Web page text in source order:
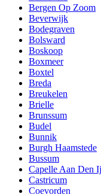
Bergen Op Zoom
Beverwijk
Bodegraven
Bolsward
Boskoop
Boxmeer
Boxtel
Breda
Breukelen
Brielle
Brunssum
Budel
Bunnik
Burgh Haamstede
Bussum
Capelle Aan Den
Castricum
Coevorden